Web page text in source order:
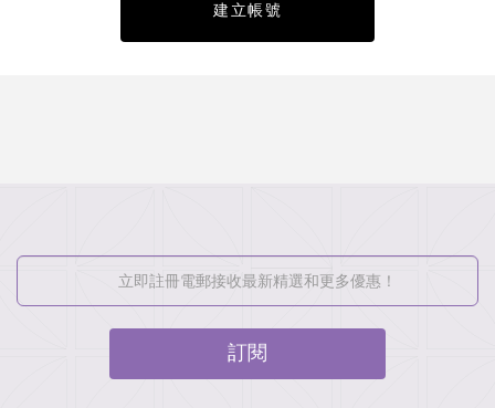
建立帳號
訂閱